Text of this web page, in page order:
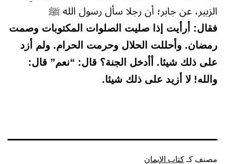
الزبير، عن جابر؛ أن رجلا سأل رسول الله ﷺ
فقال: أرأيت إذا صليت الصلوات المكتوبات وصمت
رمضان. وأحللت الحلال وحرمت الحرام. ولم أزد
على ذلك شيئا. أأدخل الجنة؟ قال: “نعم” قال:
والله! لا أزيد على ذلك شيئا.
مصنف كـ كتاب الإيمان